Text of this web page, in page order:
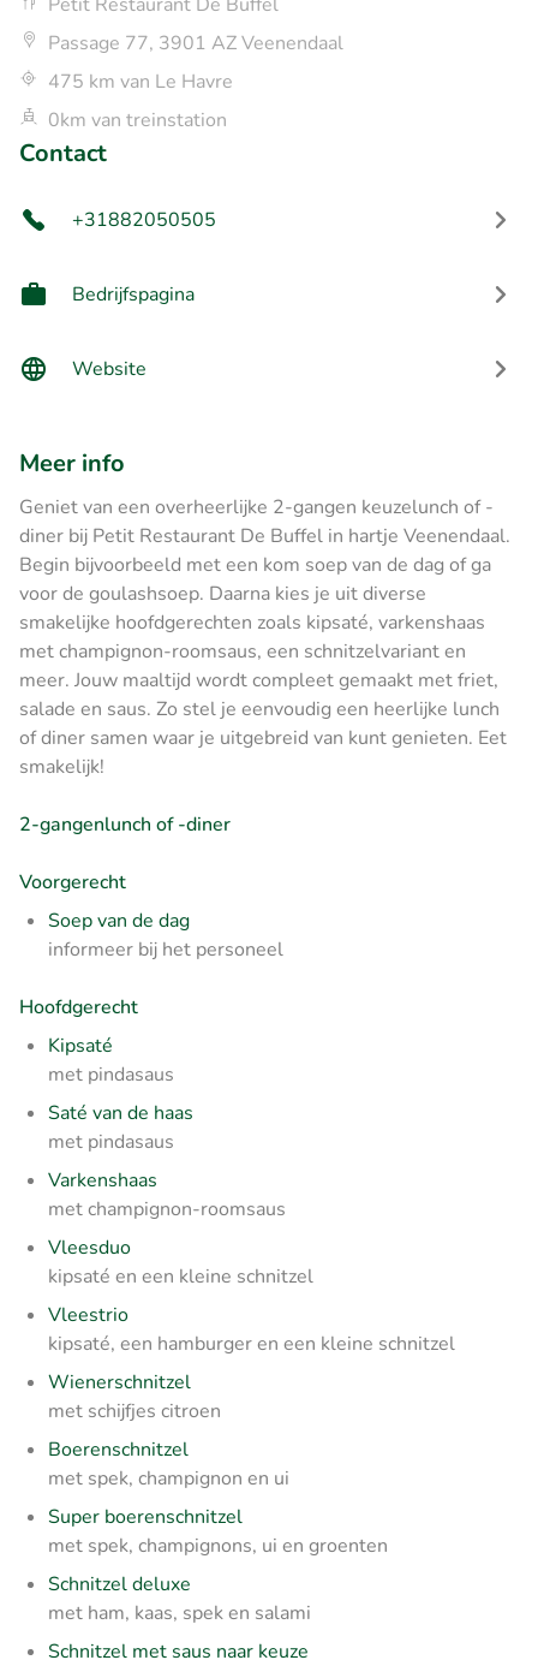
Passage 77, 3901 AZ Veenendaal
475 km van Le Havre
0km van treinstation
Contact
+31882050505
Bedrijfspagina
Website
Meer info
Geniet van een overheerlijke 2-gangen keuzelunch of -
diner bij Petit Restaurant De Buffel in hartje Veenendaal.
Begin bijvoorbeeld met een kom soep van de dag of ga
voor de goulashsoep. Daarna kies je uit diverse
smakelijke hoofdgerechten zoals kipsaté, varkenshaas
met champignon-roomsaus, een schnitzelvariant en
meer. Jouw maaltijd wordt compleet gemaakt met friet,
salade en saus. Zo stel je eenvoudig een heerlijke lunch
of diner samen waar je uitgebreid van kunt genieten. Eet
smakelijk!
2-gangenlunch of -diner
Voorgerecht
Soep van de dag
informeer bij het personeel
Hoofdgerecht
Kipsaté
met pindasaus
Saté van de haas
met pindasaus
Varkenshaas
met champignon-roomsaus
Vleesduo
kipsaté en een kleine schnitzel
Vleestrio
kipsaté, een hamburger en een kleine schnitzel
Wienerschnitzel
met schijfjes citroen
Boerenschnitzel
met spek, champignon en ui
Super boerenschnitzel
met spek, champignons, ui en groenten
Schnitzel deluxe
met ham, kaas, spek en salami
Schnitzel met saus naar keuze